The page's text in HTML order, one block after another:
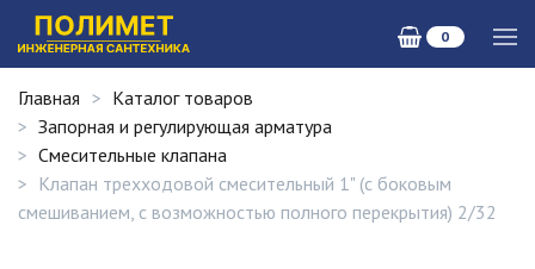
0
Главная
Каталог товаров
Запорная и регулирующая арматура
Смесительные клапана
Клапан трехходовой смесительный 1" (с боковым
смешиванием, с возможностью полного перекрытия) 2/32